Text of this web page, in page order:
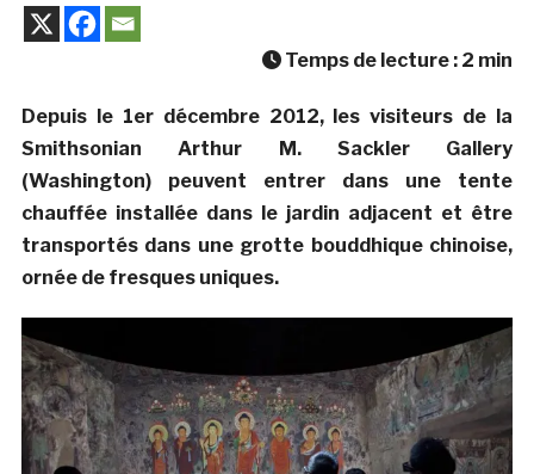
Temps de lecture : 2 min
Depuis le 1er décembre 2012, les visiteurs de la
Smithsonian Arthur M. Sackler Gallery
(Washington) peuvent entrer dans une tente
chauffée installée dans le jardin adjacent et être
transportés dans une grotte bouddhique chinoise,
ornée de fresques uniques.